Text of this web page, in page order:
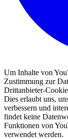
Um Inhalte von
Zustimmung zur
Drittanbieter-
Dies erlaubt uns,
verbessern und
findet keine
Funktionen von
verwendet werden.